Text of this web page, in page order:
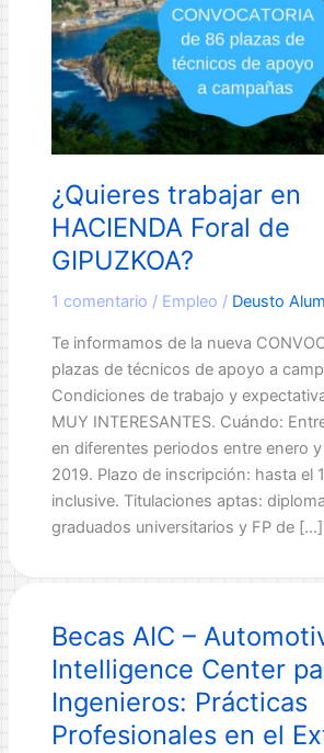
¿Quieres trabajar en
HACIENDA Foral de
GIPUZKOA?
1 comentario / Empleo / Deusto
Te informamos de la nueva
plazas de técnicos de apoyo a
Condiciones de trabajo y
MUY INTERESANTES. Cuándo:
en diferentes periodos entre enero
2019. Plazo de inscripción: hasta el
inclusive. Titulaciones aptas:
graduados universitarios y FP de […]
Becas AIC –
Intelligence Center
Ingenieros: Prácticas
Profesionales en el